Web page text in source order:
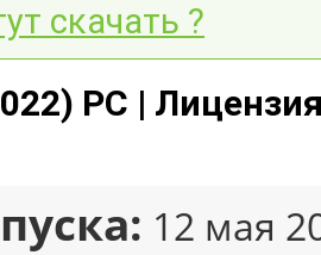
скачать ?
PC |
12 мая